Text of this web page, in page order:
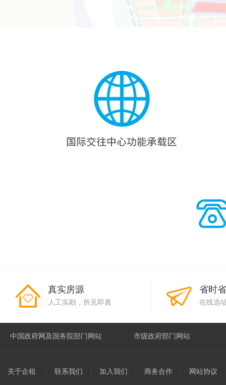
真实房源
人工实勘，所见即真
省时
在线选
关于企租 联系我们 加入我们 商务合作 网站协议